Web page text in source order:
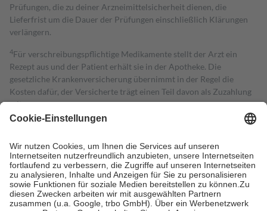
Prüfungen, die zu deiner Arzneimittelsicherheit dienen, die
Lieferfrist um die Dauer der Prüfungen einschließlich Klärungen
verlängern.
4Für verschreibungspflichtige Medikamente stellt der Arzt ein
Rezept aus und der Patient erhält sie in der Apotheke. Die
gesetzliche Krankenversicherung übernimmt in der Regel die
Kosten dafür, der Versicherte trägt einen Teil davon als Zuzahlung
mit.
Grundsätzlich leisten Mitglieder Zuzahlungen in Höhe von zehn
höchstens zehn Euro.
Es sind jedoch nie mehr als die tatsächlichen
Kosten der Leistung zu entrichten.
Diese Regeln gelten grundsätzlich auch für Online-Apotheken.
Bei Heilmitteln und häuslicher Krankenpflege beträgt die
Zuzahlung zehn Prozent der Kosten sowie zehn Euro je
Verordnung.